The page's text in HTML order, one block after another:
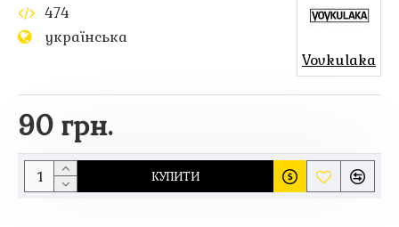
90 грн.
474
українська
Vovkulaka
КУПИТИ